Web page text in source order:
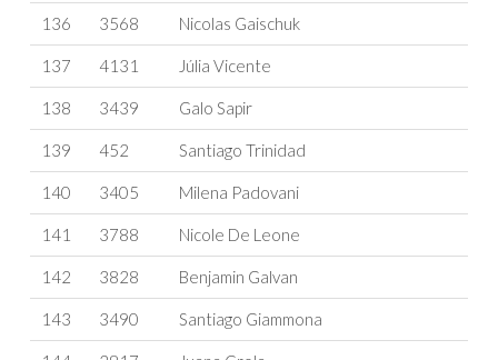
136 3568 Nicolas Gaischuk
137 4131 Júlia Vicente
138 3439 Galo Sapir
139 452 Santiago Trinidad
140 3405 Milena Padovani
141 3788 Nicole De Leone
142 3828 Benjamin Galvan
143 3490 Santiago Giammona